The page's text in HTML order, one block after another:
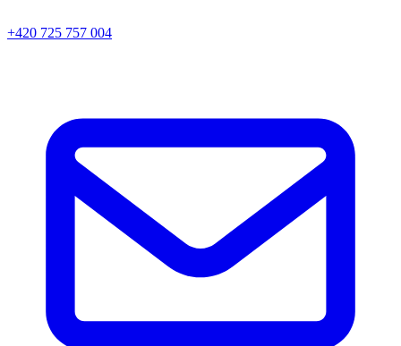
+420 725 757 004